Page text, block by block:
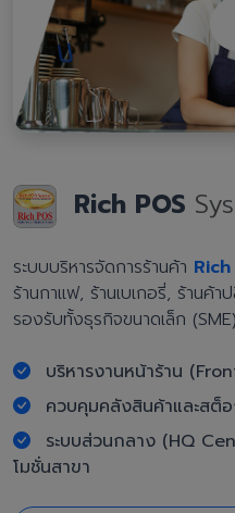
Rich POS
ระบบบริหารจัดการร้านค้า
ร้านกาแฟ, ร้านเบเกอรี่, ร้านค้า
รองรับทั้งธุรกิจขนาดเล็ก
บริหารงานหน้าร้าน
ควบคุมคลังสินค้าและสต็
ระบบส่วนกลาง (HQ
โมชั่นสาขา